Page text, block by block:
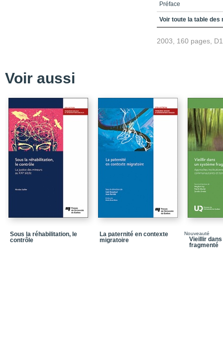
Préface
Remerciements
Chapitre 3_La main
Chapitre 4_La culture
Chapitre 5_Les
communautaire
Chapitre
Bibliographie
Voir toute la table des
2003, 160 pages,
Voir aussi
Sous la réhabilitation, le
contrôle
La paternité en contexte
migratoire
Nouveauté
Vieillir
fragmenté